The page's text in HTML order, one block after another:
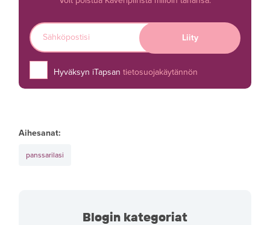
Hyväksyn iTapsan tietosuojakäytännön
Aihesanat:
panssarilasi
Blogin kategoriat